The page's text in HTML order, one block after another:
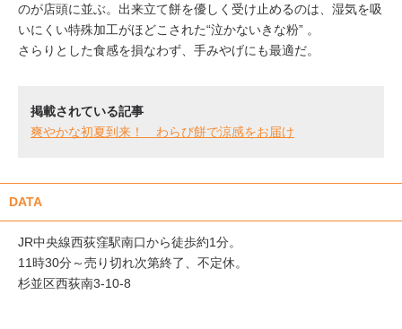
のが店頭に並ぶ。出来立て餅を優しく受け止めるのは、湿気を吸
いにくい特殊加工がほどこされた“泣かないきな粉” 。
さらりとした食感を損なわず、手みやげにも最適だ。
掲載されている記事
爽やかな初夏到来！ わらび餅で涼感をお届け
DATA
JR中央線西荻窪駅南口から徒歩約1分。
11時30分～売り切れ次第終了、不定休。
杉並区西荻南3-10-8